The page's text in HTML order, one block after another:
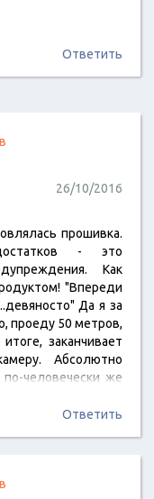
Ответить
26/10/2016
прошивка.
- это
Как
"Впереди
Да я за
проеду 50 метров,
заканчивает
Абсолютно
человечески же
чтобы успеть
Ответить